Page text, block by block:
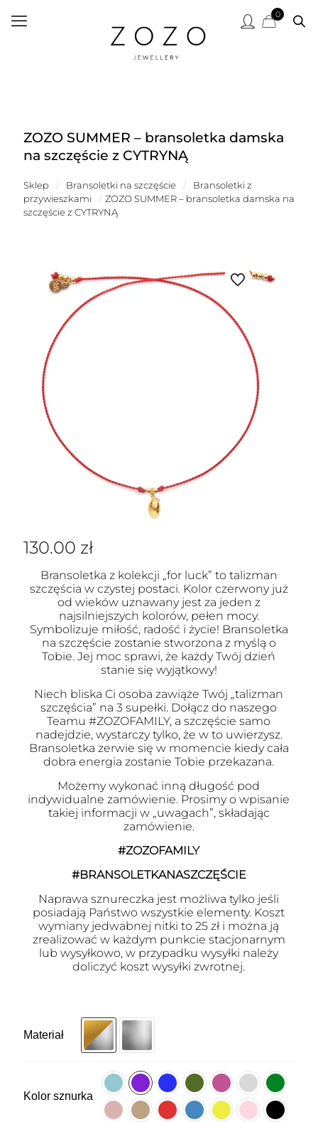
0
ZOZO SUMMER – bransoletka damska
na szczęście z CYTRYNĄ
Sklep / Bransoletki na szczęście /
Bransoletki z
przywieszkami
/ ZOZO SUMMER – bransoletka damska na
szczęście z CYTRYNĄ
130.00 zł
Bransoletka z kolekcji „for luck” to talizman
szczęścia w czystej postaci. Kolor czerwony już
od wieków uznawany jest za jeden z
najsilniejszych kolorów, pełen mocy.
Symbolizuje miłość, radość i życie! Bransoletka
na szczęście zostanie stworzona z myślą o
Tobie. Jej moc sprawi, że każdy Twój dzień
stanie się wyjątkowy!
Niech bliska Ci osoba zawiąże Twój „talizman
szczęścia” na 3 supełki. Dołącz do naszego
Teamu #ZOZOFAMILY, a szczęście samo
nadejdzie, wystarczy tylko, że w to uwierzysz.
Bransoletka zerwie się w momencie kiedy cała
dobra energia zostanie Tobie przekazana.
Możemy wykonać inną długość pod
indywidualne zamówienie. Prosimy o wpisanie
takiej informacji w „uwagach”, składając
zamówienie.
#ZOZOFAMILY
#BRANSOLETKANASZCZĘŚCIE
Naprawa sznureczka jest możliwa tylko jeśli
posiadają Państwo wszystkie elementy. Koszt
wymiany jedwabnej nitki to 25 zł i można ją
zrealizować w każdym punkcie stacjonarnym
lub wysyłkowo, w przypadku wysyłki należy
doliczyć koszt wysyłki zwrotnej.
Materiał
Kolor sznurka